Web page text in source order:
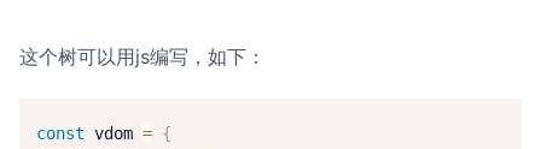
这个树可以用js编写，如下：
const vdom = {